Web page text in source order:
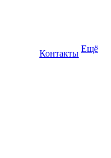
Контакты Ещё